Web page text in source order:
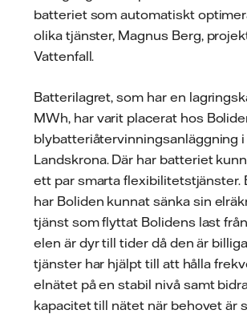
batteriet som automatiskt
olika tjänster, Magnus Berg,
Vattenfall.
Batterilagret, som har en
MWh, har varit placerat hos
blybatteriåtervinningsanläggning i
Landskrona. Där har batteriet
ett par smarta flexibilitetstjänster.
har Boliden kunnat sänka sin
tjänst som flyttat Bolidens last
elen är dyr till tider då den är
tjänster har hjälpt till att hålla
elnätet på en stabil nivå samt
kapacitet till nätet när behovet är